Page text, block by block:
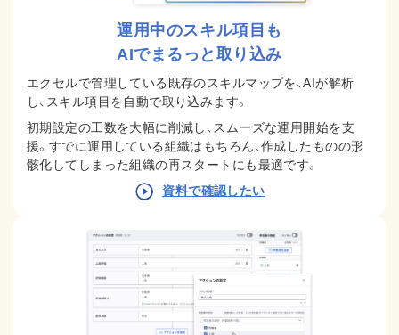
運用中のスキル項目も
AIでまるっと取り込み
エクセルで管理している既存のスキルマップを、AIが解析
し、スキル項目を自動で取り込みます。
初期設定の工数を大幅に削減し、スムーズな運用開始を支
援。すでに運用している組織はもちろん、作成したものの形
骸化してしまった組織の再スタートにも最適です。
資料で確認したい